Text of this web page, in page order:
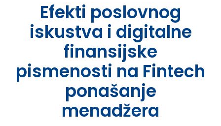
O projektu
Studije
Istraživanja u BiH
Interaktivne ankete
Efekti poslovnog
iskustva i digitalne
finansijske
pismenosti na Fintech
ponašanje
menadžera